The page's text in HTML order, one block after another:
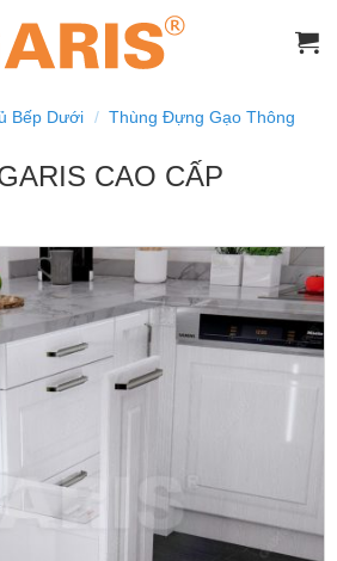
Bếp Dưới / Thùng Đựng Gạo Thông
CAO CẤP